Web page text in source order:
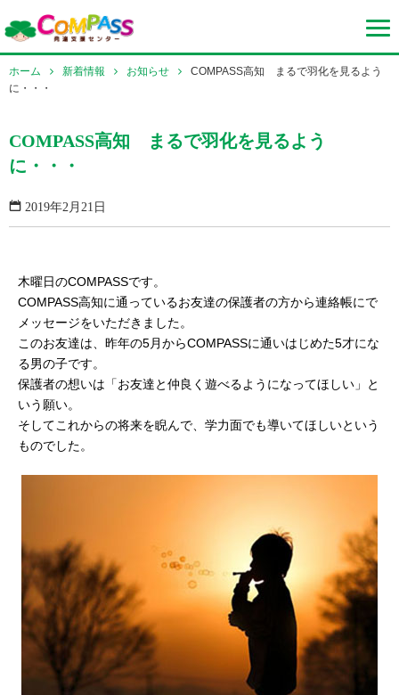
ホーム 新着情報 お知らせ
COMPASS高知 まるで羽化を見るよう
に・・・
COMPASS高知 まるで羽化を見るよう
に・・・
2019年2月21日
木曜日のCOMPASSです。
COMPASS高知に通っているお友達の保護者の方から連絡帳にで
メッセージをいただきました。
このお友達は、昨年の5月からCOMPASSに通いはじめた5才にな
る男の子です。
保護者の想いは「お友達と仲良く遊べるようになってほしい」と
いう願い。
そしてこれからの将来を睨んで、学力面でも導いてほしいという
ものでした。